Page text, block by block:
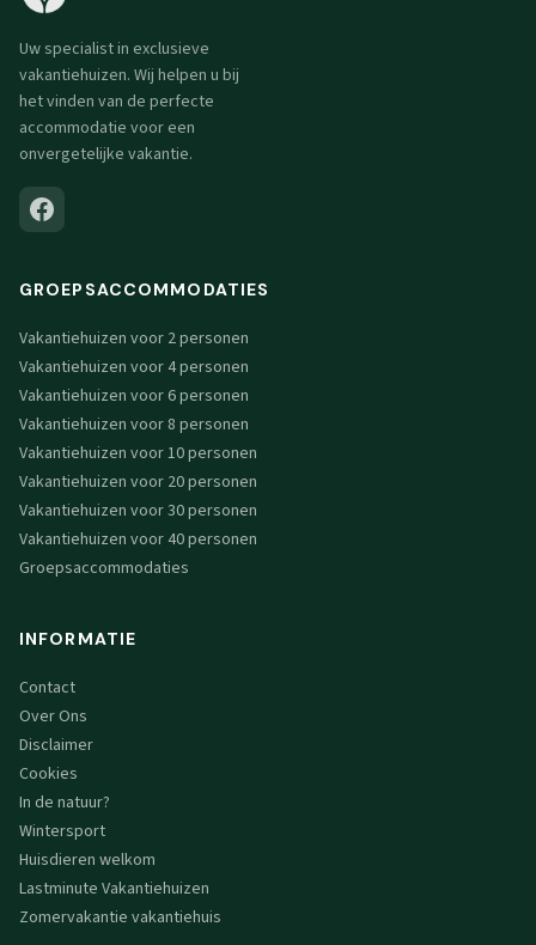
Uw specialist in exclusieve
vakantiehuizen. Wij helpen u bij
het vinden van de perfecte
accommodatie voor een
onvergetelijke vakantie.
GROEPSACCOMMODATIES
Vakantiehuizen voor 2 personen
Vakantiehuizen voor 4 personen
Vakantiehuizen voor 6 personen
Vakantiehuizen voor 8 personen
Vakantiehuizen voor 10 personen
Vakantiehuizen voor 20 personen
Vakantiehuizen voor 30 personen
Vakantiehuizen voor 40 personen
Groepsaccommodaties
INFORMATIE
Contact
Over Ons
Disclaimer
Cookies
In de natuur?
Wintersport
Huisdieren welkom
Lastminute Vakantiehuizen
Zomervakantie vakantiehuis